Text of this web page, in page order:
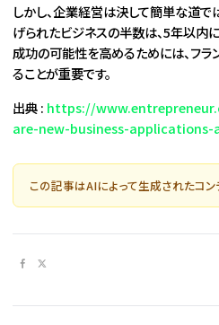
しかし、企業経営は決して簡単な道で
げられたビジネスの半数は、5年以内
成功の可能性を高めるためには、フ
ることが重要です。
出典 : https://
are-new-business-
この記事はAIによって生成されたコン